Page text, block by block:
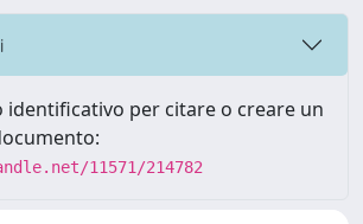
identificativo per citare o creare un
11571/214782